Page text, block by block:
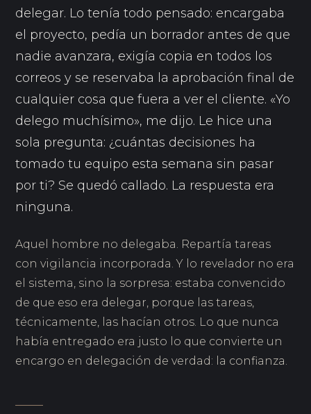
delegar. Lo tenía todo pensado: encargaba
el proyecto, pedía un borrador antes de que
nadie avanzara, exigía copia en todos los
correos y se reservaba la aprobación final de
cualquier cosa que fuera a ver el cliente. «Yo
delego muchísimo», me dijo. Le hice una
sola pregunta: ¿cuántas decisiones ha
tomado tu equipo esta semana sin pasar
por ti? Se quedó callado. La respuesta era
ninguna.
Aquel hombre no delegaba. Repartía tareas
con vigilancia incorporada. Y lo revelador no era
el sistema, sino la sorpresa: estaba convencido
de que eso era delegar, porque las tareas,
técnicamente, las hacían otros. Lo que nunca
había entregado era justo lo que convierte un
encargo en delegación de verdad: la confianza.